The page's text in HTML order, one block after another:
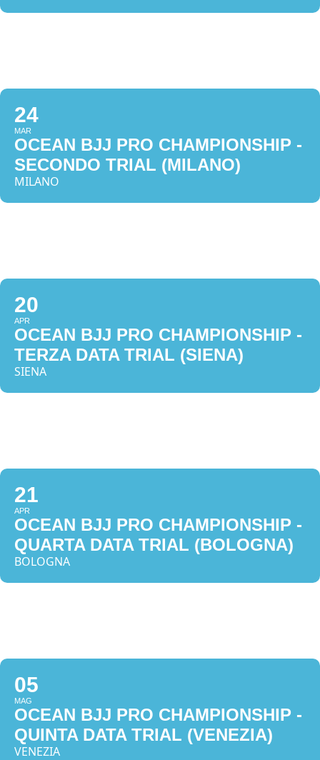
24
MAR
OCEAN BJJ PRO CHAMPIONSHIP -
SECONDO TRIAL (MILANO)
MILANO
20
APR
OCEAN BJJ PRO CHAMPIONSHIP -
TERZA DATA TRIAL (SIENA)
SIENA
21
APR
OCEAN BJJ PRO CHAMPIONSHIP -
QUARTA DATA TRIAL (BOLOGNA)
BOLOGNA
05
MAG
OCEAN BJJ PRO CHAMPIONSHIP -
QUINTA DATA TRIAL (VENEZIA)
VENEZIA